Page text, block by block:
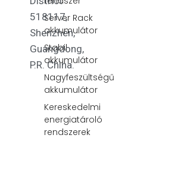
Server Rack
akkumulátor
Stabil
akkumulátor
Nagyfeszültségű
akkumulátor
Kereskedelmi
energiatároló
rendszerek
518117,
Shenzhen,
Guangdong,
P.R. China.